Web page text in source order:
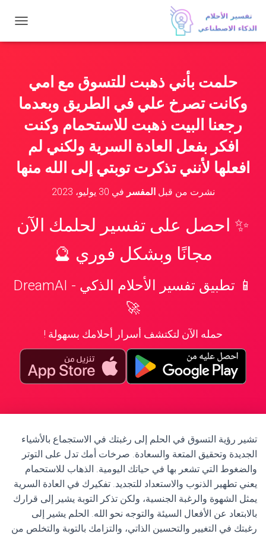
ب
ل
ت
حلمت بأني ذهبت للتسوق مع امي
وكانت تصرخ علي في الطريق وبعدما
رجعنا البيت ذهبت للاستحمام وكنت
افكر بفعل العادة السرية ولكني لم
افعلها لأنني تذكرت توبتي إلى الله منها
نشرت من قبلالمفسر في 30 يوليو، 2023
✨ احصل على تفسير لحلمك الآن
مجانًا وبشكل فوري 🔮
📱 تطبيق تفسير الأحلام الذكي - DreamAI
🚀
حمله الآن لتكتشف أسرار أحلامك بسهولة !
تشير رؤية التسوق في الحلم إلى رغبتك في الاستجماع بالأشياء
الجديدة وتحقيق المتعة والسعادة. صرخات أمك تدل على التوتر
والضغوط التي تشعر بها في حياتك اليومية. الذهاب للاستحمام
يعني تطهير الذنوب والاستعداد للتجديد. تفكيرك في العادة السرية
يمثل الشهوة والرغبة الجنسية، ولكن تذكر التوبة يشير إلى قرارك
بالابتعاد عن الأفعال السيئة والتوجه نحو الله. الحلم يشير إلى
رغبتك في التغيير والتحسين الذاتي، والتزامك بالتوبة والتخلص من